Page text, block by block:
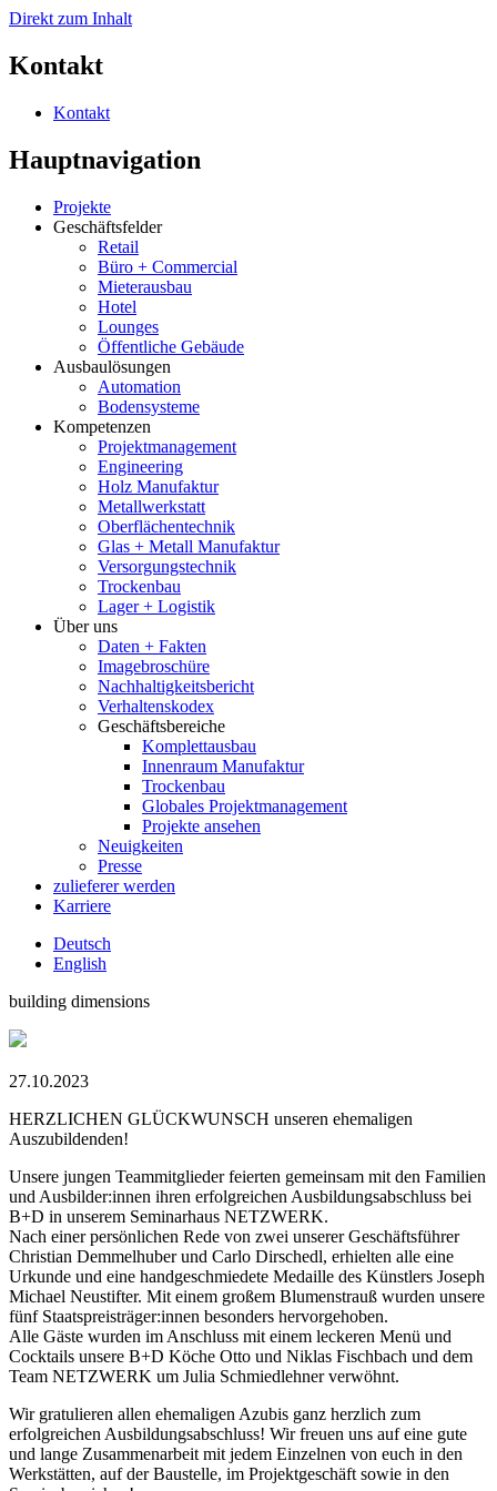
Direkt zum Inhalt
Kontakt
Kontakt
Hauptnavigation
Projekte
Geschäftsfelder
Retail
Büro + Commercial
Mieterausbau
Hotel
Lounges
Öffentliche Gebäude
Ausbaulösungen
Automation
Bodensysteme
Kompetenzen
Projektmanagement
Engineering
Holz Manufaktur
Metallwerkstatt
Oberflächentechnik
Glas + Metall Manufaktur
Versorgungstechnik
Trockenbau
Lager + Logistik
Über uns
Daten + Fakten
Imagebroschüre
Nachhaltigkeitsbericht
Verhaltenskodex
Geschäftsbereiche
Komplettausbau
Innenraum Manufaktur
Trockenbau
Globales Projektmanagement
Projekte ansehen
Neuigkeiten
Presse
zulieferer werden
Karriere
Deutsch
English
building dimensions
27.10.2023
HERZLICHEN GLÜCKWUNSCH unseren ehemaligen
Auszubildenden!
Unsere jungen Teammitglieder feierten gemeinsam mit den Familien
und Ausbilder:innen ihren erfolgreichen Ausbildungsabschluss bei
B+D in unserem Seminarhaus NETZWERK.
Nach einer persönlichen Rede von zwei unserer Geschäftsführer
Christian Demmelhuber und Carlo Dirschedl, erhielten alle eine
Urkunde und eine handgeschmiedete Medaille des Künstlers Joseph
Michael Neustifter. Mit einem großem Blumenstrauß wurden unsere
fünf Staatspreisträger:innen besonders hervorgehoben.
Alle Gäste wurden im Anschluss mit einem leckeren Menü und
Cocktails unsere B+D Köche Otto und Niklas Fischbach und dem
Team NETZWERK um Julia Schmiedlehner verwöhnt.
Wir gratulieren allen ehemaligen Azubis ganz herzlich zum
erfolgreichen Ausbildungsabschluss! Wir freuen uns auf eine gute
und lange Zusammenarbeit mit jedem Einzelnen von euch in den
Werkstätten, auf der Baustelle, im Projektgeschäft sowie in den